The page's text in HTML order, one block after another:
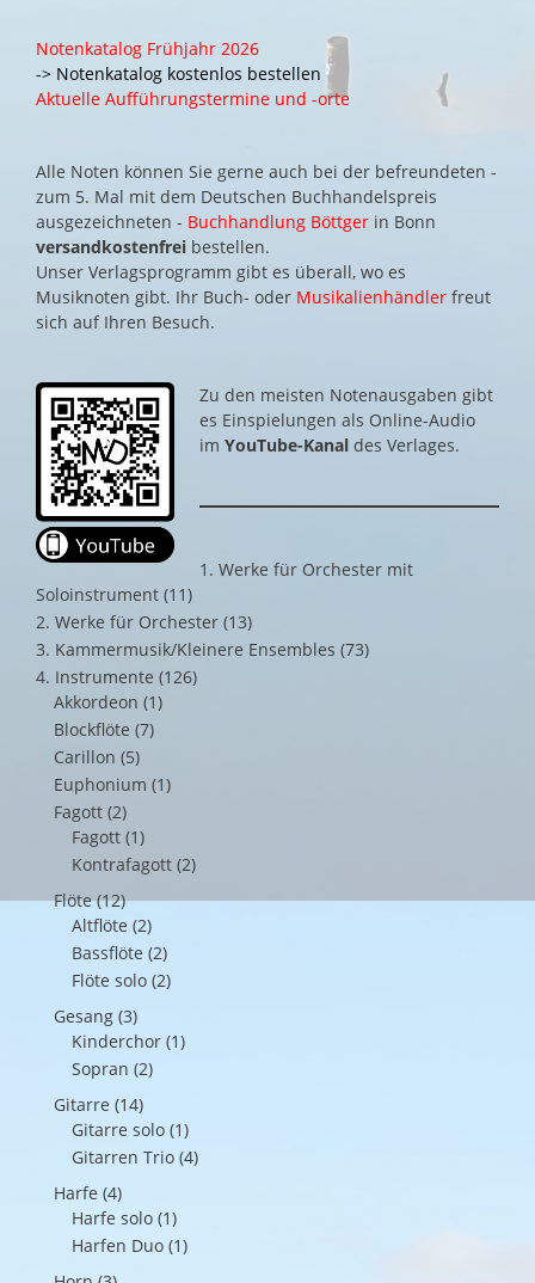
Notenkatalog Frühjahr 2026
-> Notenkatalog kostenlos bestellen
Aktuelle Aufführungstermine und -orte
Alle Noten können Sie gerne auch bei der befreundeten -
zum 5. Mal mit dem Deutschen Buchhandelspreis
ausgezeichneten - Buchhandlung Böttger in Bonn
versandkostenfrei bestellen.
Unser Verlagsprogramm gibt es überall, wo es
Musiknoten gibt. Ihr Buch- oder Musikalienhändler freut
sich auf Ihren Besuch.
Zu den meisten Notenausgaben gibt
es Einspielungen als Online-Audio
im YouTube-Kanal des Verlages.
1. Werke für Orchester mit
Soloinstrument (11)
2. Werke für Orchester (13)
3. Kammermusik/Kleinere Ensembles (73)
4. Instrumente (126)
Akkordeon (1)
Blockflöte (7)
Carillon (5)
Euphonium (1)
Fagott (2)
Fagott (1)
Kontrafagott (2)
Flöte (12)
Altflöte (2)
Bassflöte (2)
Flöte solo (2)
Gesang (3)
Kinderchor (1)
Sopran (2)
Gitarre (14)
Gitarre solo (1)
Gitarren Trio (4)
Harfe (4)
Harfe solo (1)
Harfen Duo (1)